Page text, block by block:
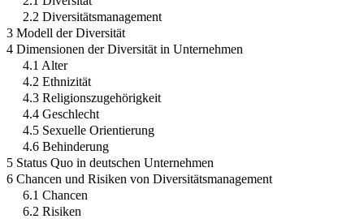
2.2 Diversitätsmanagement
3 Modell der Diversität
4 Dimensionen der Diversität in Unternehmen
4.1 Alter
4.2 Ethnizität
4.3 Religionszugehörigkeit
4.4 Geschlecht
4.5 Sexuelle Orientierung
4.6 Behinderung
5 Status Quo in deutschen Unternehmen
6 Chancen und Risiken von Diversitätsmanagement
6.1 Chancen
6.2 Risiken